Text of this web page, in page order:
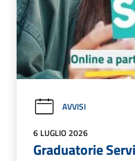
AVVISI
6 LUGLIO 2026
Graduatorie